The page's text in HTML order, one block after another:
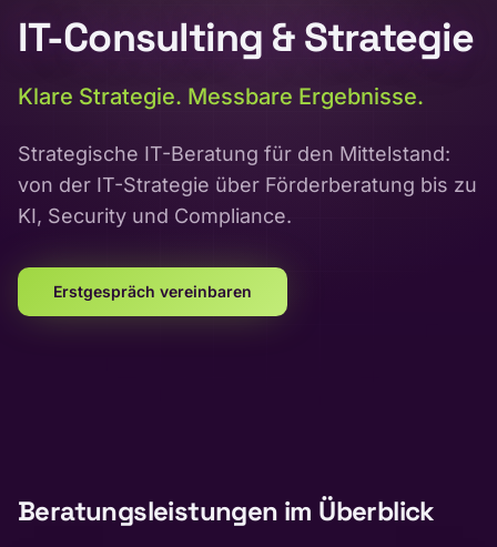
IT-Consulting & Strategie
Klare Strategie. Messbare Ergebnisse.
Strategische IT-Beratung für den Mittelstand:
von der IT-Strategie über Förderberatung bis zu
KI, Security und Compliance.
Erstgespräch vereinbaren
Beratungsleistungen im Überblick